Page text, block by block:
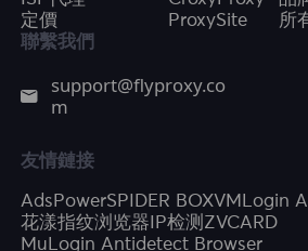
定價
ProxySite
所
聯繫我們
support@flyproxy.co
m
友情鏈接
AdsPowerSPIDER BOXVMLogin
花漾指纹浏览器 IP检测 ZVCARD
MuLogin Antidetect Browser